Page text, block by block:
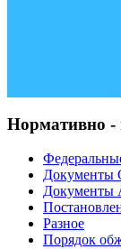
Нормативно -
Документы
Документы
Разное
Порядок